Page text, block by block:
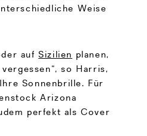
Weise
aufSizilien planen,
so Harris,
Sonnenbrille. Für
Arizona
perfekt als Cover